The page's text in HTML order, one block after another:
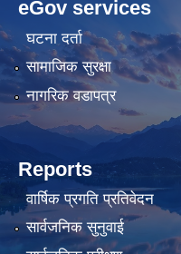
bahis
siteleri
bahis
siteleri
eGov services
घटना दर्ता
सामाजिक सुरक्षा
नागरिक वडापत्र
Reports
वार्षिक प्रगति प्रतिवेदन
सार्वजनिक सुनुवाई